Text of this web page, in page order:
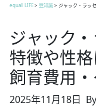
equall LIFE> 豆知識> ジャック・ラッ
ジャック
特徴や性
飼育費用
2025年11月18日